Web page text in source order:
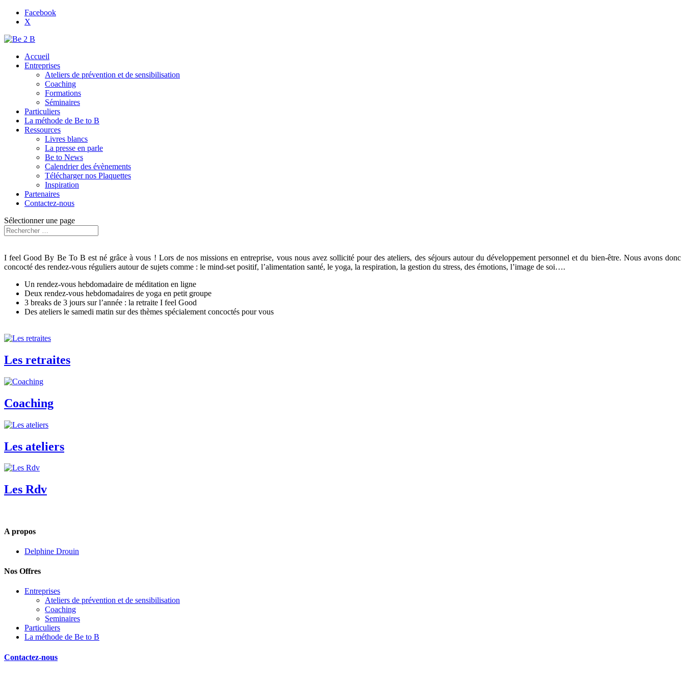
Facebook
X
Accueil
Entreprises
Ateliers de prévention et de sensibilisation
Coaching
Formations
Séminaires
Particuliers
La méthode de Be to B
Ressources
Livres blancs
La presse en parle
Be to News
Calendrier des évènements
Télécharger nos Plaquettes
Inspiration
Partenaires
Contactez-nous
Sélectionner une page
I feel Good By Be To B est né grâce à vous ! Lors de nos missions en entreprise, vous nous avez sollicité pour des ateliers, des séjours autour du développement personnel et du bien-être. Nous avons donc
concocté des rendez-vous réguliers autour de sujets comme : le mind-set positif, l’alimentation santé, le yoga, la respiration, la gestion du stress, des émotions, l’image de soi….
Un rendez-vous hebdomadaire de méditation en ligne
Deux rendez-vous hebdomadaires de yoga en petit groupe
3 breaks de 3 jours sur l’année : la retraite I feel Good
Des ateliers le samedi matin sur des thèmes spécialement concoctés pour vous
Les retraites
Coaching
Les ateliers
Les Rdv
A propos
Delphine Drouin
Nos Offres
Entreprises
Ateliers de prévention et de sensibilisation
Coaching
Seminaires
Particuliers
La méthode de Be to B
Contactez-nous